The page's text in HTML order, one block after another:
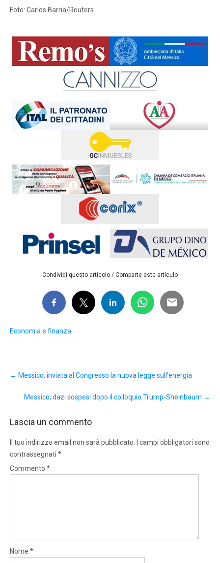
Foto: Carlos Barria/Reuters
Condividi questo articolo / Comparte este artículo
Economia e finanza
navigation
← Messico, inviata al Congresso la nuova legge sull’energia
Messico, dazi sospesi dopo il colloquio Trump-Sheinbaum →
Lascia un commento
Il tuo indirizzo email non sarà pubblicato. I campi obbligatori sono
contrassegnati *
Commento *
Nome *